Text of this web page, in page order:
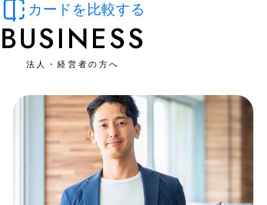
カードを比較する
BUSINESS
法人・経営者の方へ